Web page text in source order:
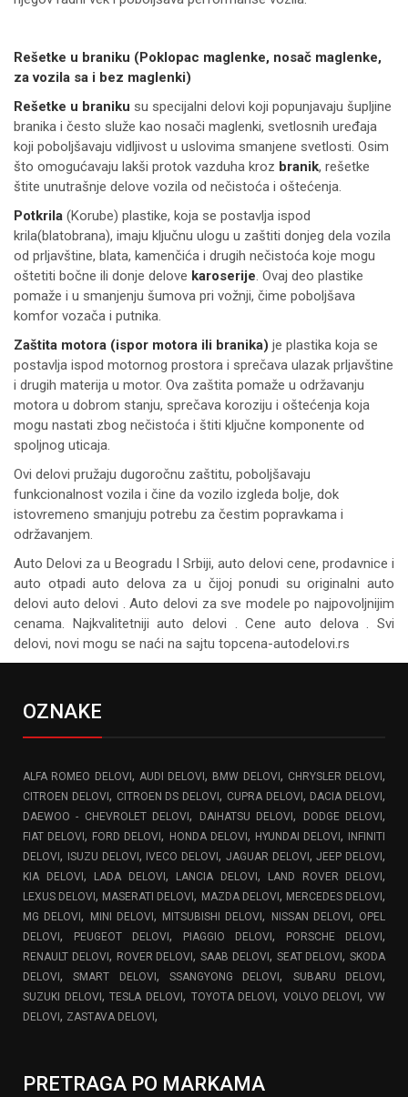
Rešetke u braniku (Poklopac maglenke, nosač maglenke,
za vozila sa i bez maglenki)
Rešetke u braniku su specijalni delovi koji popunjavaju šupljine
branika i često služe kao nosači maglenki, svetlosnih uređaja
koji poboljšavaju vidljivost u uslovima smanjene svetlosti. Osim
što omogućavaju lakši protok vazduha kroz branik, rešetke
štite unutrašnje delove vozila od nečistoća i oštećenja.
Potkrila (Korube) plastike, koja se postavlja ispod
krila(blatobrana), imaju ključnu ulogu u zaštiti donjeg dela vozila
od prljavštine, blata, kamenčića i drugih nečistoća koje mogu
oštetiti bočne ili donje delove karoserije. Ovaj deo plastike
pomaže i u smanjenju šumova pri vožnji, čime poboljšava
komfor vozača i putnika.
Zaštita motora (ispor motora ili branika) je plastika koja se
postavlja ispod motornog prostora i sprečava ulazak prljavštine
i drugih materija u motor. Ova zaštita pomaže u održavanju
motora u dobrom stanju, sprečava koroziju i oštećenja koja
mogu nastati zbog nečistoća i štiti ključne komponente od
spoljnog uticaja.
Ovi delovi pružaju dugoročnu zaštitu, poboljšavaju
funkcionalnost vozila i čine da vozilo izgleda bolje, dok
istovremeno smanjuju potrebu za čestim popravkama i
održavanjem.
Auto Delovi za u Beogradu I Srbiji, auto delovi cene, prodavnice i
auto otpadi auto delova za u čijoj ponudi su originalni auto
delovi auto delovi . Auto delovi za sve modele po najpovoljnijim
cenama. Najkvalitetniji auto delovi . Cene auto delova . Svi
delovi, novi mogu se naći na sajtu topcena-autodelovi.rs
OZNAKE
ALFA ROMEO DELOVI , AUDI DELOVI , BMW DELOVI , CHRYSLER DELOVI ,
CITROEN DELOVI , CITROEN DS DELOVI , CUPRA DELOVI , DACIA DELOVI ,
DAEWOO - CHEVROLET DELOVI, DAIHATSU DELOVI, DODGE DELOVI,
FIAT DELOVI, FORD DELOVI, HONDA DELOVI , HYUNDAI DELOVI ,
INFINITI
DELOVI , ISUZU DELOVI , IVECO DELOVI , JAGUAR DELOVI ,JEEP DELOVI ,
KIA DELOVI , LADA DELOVI , LANCIA DELOVI , LAND ROVER DELOVI ,
LEXUS DELOVI, MASERATI DELOVI, MAZDA DELOVI , MERCEDES DELOVI,
MG DELOVI, MINI DELOVI , MITSUBISHI DELOVI, NISSAN DELOVI , OPEL
DELOVI , PEUGEOT DELOVI , PIAGGIO DELOVI , PORSCHE DELOVI ,
RENAULT DELOVI , ROVER DELOVI, SAAB DELOVI , SEAT DELOVI, SKODA
DELOVI ,SMART DELOVI ,SSANGYONG DELOVI, SUBARU DELOVI,
SUZUKI DELOVI ,TESLA DELOVI , TOYOTA DELOVI, VOLVO DELOVI, VW
DELOVI , ZASTAVA DELOVI ,
PRETRAGA PO MARKAMA